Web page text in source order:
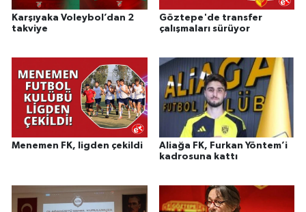
Karşıyaka Voleybol’dan 2
takviye
Göztepe'de transfer
çalışmaları sürüyor
Menemen FK, ligden çekildi
Aliağa FK, Furkan Yöntem’i
kadrosuna kattı